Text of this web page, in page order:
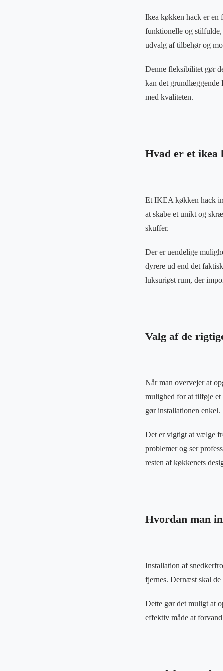
Ikea køkken hack er en
funktionelle og
udvalg af tilbehør og
Denne fleksibilitet gør
kan det grundlæggende
med kvaliteten.
Hvad er et ikea
Et IKEA køkken hack
at skabe et unikt og
skuffer.
Der er uendelige
dyrere ud end det
luksuriøst rum, der
Valg af de
Når man overvejer at
mulighed for at tilføje et
gør installationen enkel.
Det er vigtigt at vælge
problemer og ser
resten af køkkenets
Hvordan man
Installation af
fjernes. Dernæst skal
Dette gør det muligt at
effektiv måde at